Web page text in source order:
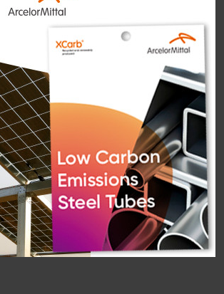
Products ist ein
Ländern fertigt. Das
Maschinenbau und
das gesamte Spektrum an